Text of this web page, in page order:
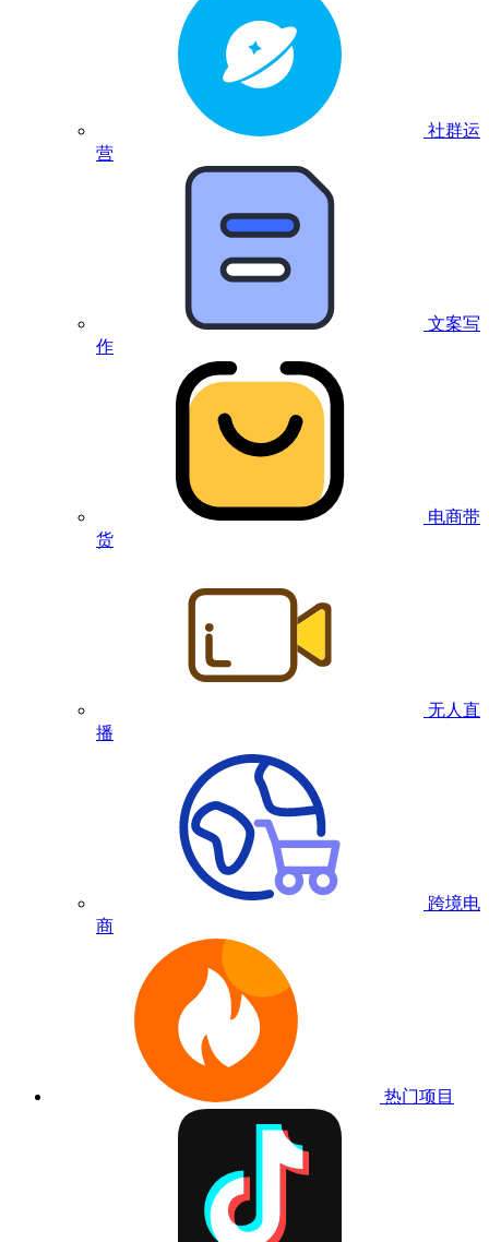
社群运
营
文案写
作
电商带
货
无人直
播
跨境电
商
热门项目